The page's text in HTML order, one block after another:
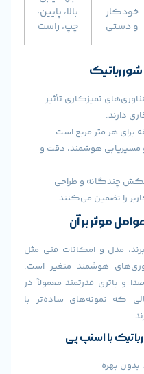
بالا، پایین،
چپ، راست
تأثیر
دقت و
فنی مثل
متغیر است.
معمولاً در
ساده‌تر با
پی